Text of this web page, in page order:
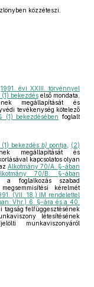
közzéteszi.
1991. évi XXIII. törvénnyel
(1) bekezdéselső mondata,
megállapítását és
tevékenység kötelező
(1) bekezdésében foglalt
bekezdés b) pontja
(2)
megállapítását és
kapcsolatos olyan
Alkotmány 70/A. §-ában
70/B. §-ában
a foglalkozás szabad
kérelmét
(VII. 18.) IM rendelettel
Vhr.) 6. §-ára és a 40.
tagság felfüggesztésének
létesítésének
munkaviszonyáról